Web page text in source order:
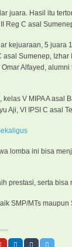
juara. Hasil itu
Reg C asal
kejuaraan, 5 juara
Sumenep,
Alfayed,
V MIPA A
Aji, VI IPSI C asal
lomba ini bisa
prestasi, serta
SMP/MTs